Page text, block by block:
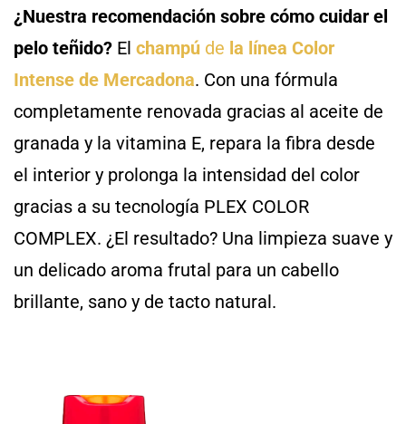
¿Nuestra recomendación sobre cómo cuidar el
pelo teñido? El champú de la línea Color
Intense de Mercadona. Con una fórmula
completamente renovada gracias al aceite de
granada y la vitamina E, repara la fibra desde
el interior y prolonga la intensidad del color
gracias a su tecnología PLEX COLOR
COMPLEX. ¿El resultado? Una limpieza suave y
un delicado aroma frutal para un cabello
brillante, sano y de tacto natural.